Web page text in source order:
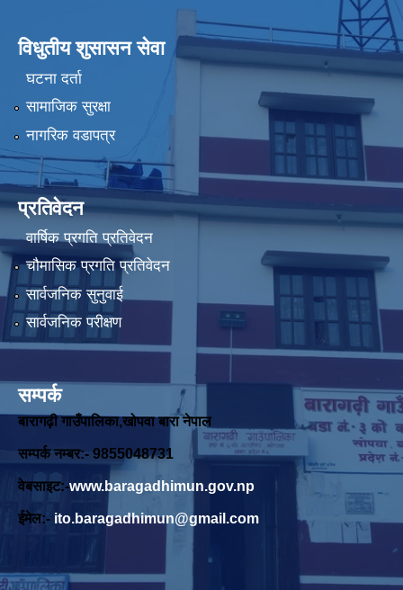
विधुतीय शुसासन सेवा
घटना दर्ता
सामाजिक सुरक्षा
नागरिक वडापत्र
प्रतिवेदन
वार्षिक प्रगति प्रतिवेदन
चौमासिक प्रगति प्रतिवेदन
सार्वजनिक सुनुवाई
सार्वजनिक परीक्षण
सम्पर्क
बारागढ़ी गाउँपालिका,खोपवा बारा नेपाल
सम्पर्क नम्बर:- 9855048731
वेबसाइट:-www.baragadhimun.gov.np
ईमेल:- ito.baragadhimun@gmail.com